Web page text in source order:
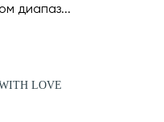
диапаз...
LOVE